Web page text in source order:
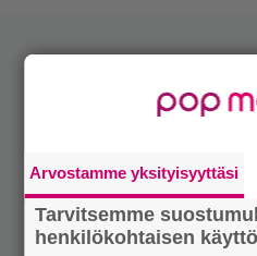
Arvostamme yksityisyyttäsi
Tarvitsemme
henkilökohtaisen